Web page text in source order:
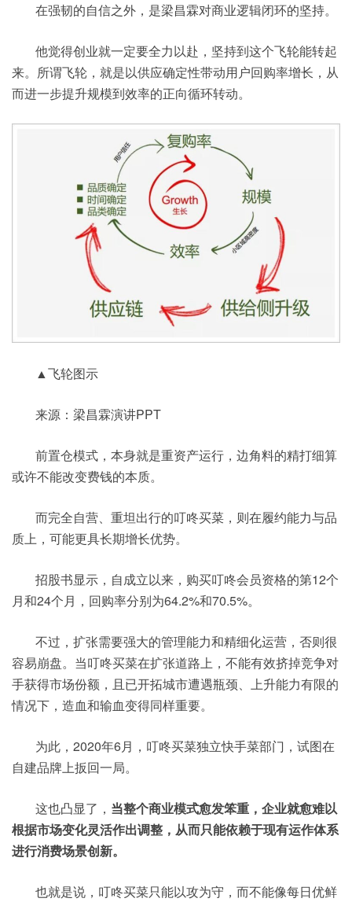
在强韧的自信之外，是梁昌霖对商业逻辑闭环的坚持。
他觉得创业就一定要全力以赴，坚持到这个飞轮能转起
来。所谓飞轮，就是以供应确定性带动用户回购率增长，从
而进一步提升规模到效率的正向循环转动。
▲飞轮图示
来源：梁昌霖演讲PPT
前置仓模式，本身就是重资产运行，边角料的精打细算
或许不能改变费钱的本质。
而完全自营、重坦出行的叮咚买菜，则在履约能力与品
质上，可能更具长期增长优势。
招股书显示，自成立以来，购买叮咚会员资格的第12个
月和24个月，回购率分别为64.2%和70.5%。
不过，扩张需要强大的管理能力和精细化运营，否则很
容易崩盘。当叮咚买菜在扩张道路上，不能有效挤掉竞争对
手获得市场份额，且已开拓城市遭遇瓶颈、上升能力有限的
情况下，造血和输血变得同样重要。
为此，2020年6月，叮咚买菜独立快手菜部门，试图在
自建品牌上扳回一局。
这也凸显了， 当整个商业模式愈发笨重，企业就愈难以
根据市场变化灵活作出调整，从而只能依赖于现有运作体系
进行消费场景创新。
也就是说，叮咚买菜只能以攻为守，而不能像每日优鲜